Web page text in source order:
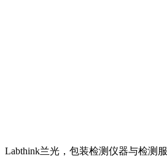
Labthink兰光，包装检测仪器与检测服